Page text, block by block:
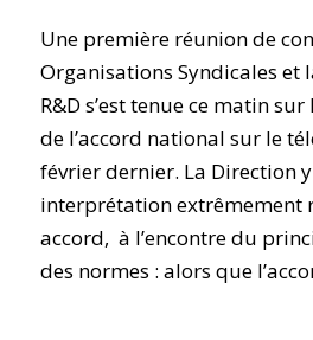
Une première réunion de
Organisations Syndicales et
R&D s’est tenue ce matin
de l’accord national sur le
février dernier. La Direction
interprétation extrêmement
accord, à l’encontre du
des normes : alors que